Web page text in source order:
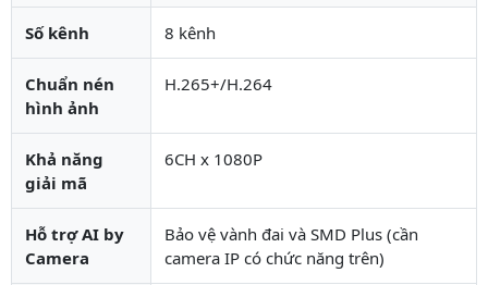
Số kênh 8 kênh
Chuẩn nén
hình ảnh
H.265+/H.264
Khả năng
giải mã
6CH x 1080P
Hỗ trợ AI by
Camera
Bảo vệ vành đai và SMD Plus (cần
camera IP có chức năng trên)